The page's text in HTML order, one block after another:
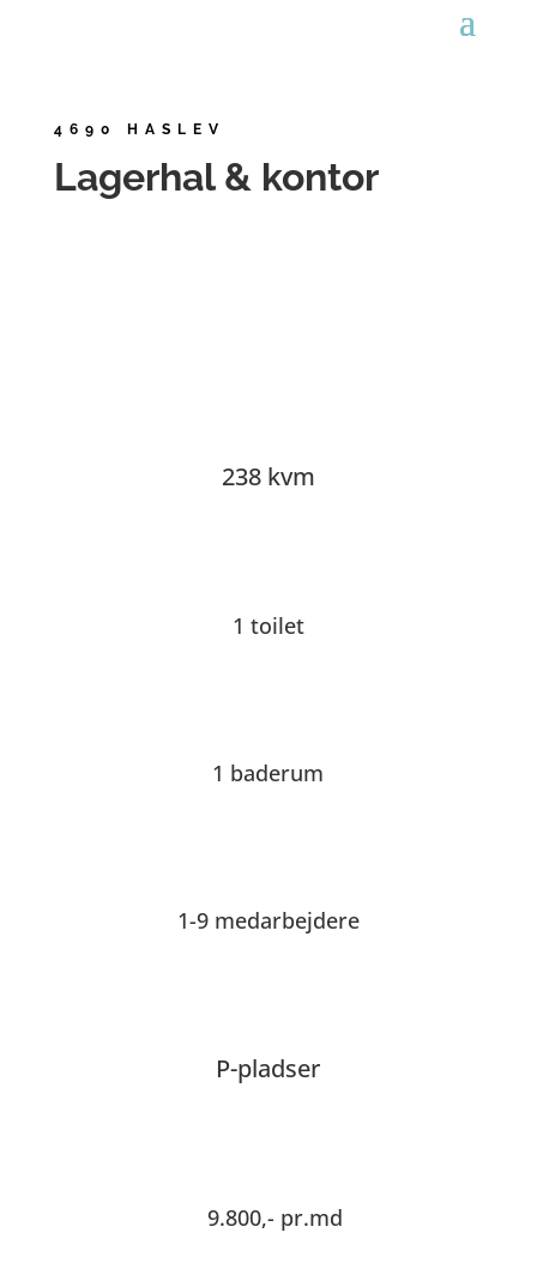
4690 HASLEV
Lagerhal & kontor
238 kvm
1 toilet
1 baderum
1-9 medarbejdere
P-pladser
9.800,- pr.md